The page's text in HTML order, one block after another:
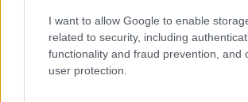
I want to allow Google to enable
related to security, including
functionality and fraud prevention, and
user protection.
Néhány hónappal ezelőtt,
barcelonai repülőtéren hajtott
politikai akciót: palesztin
burkolózva sétált a terminálon,